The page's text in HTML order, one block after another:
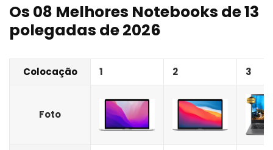
Os 08 Melhores Notebooks de 13
polegadas de 2026
Colocação 1 2 3
Foto